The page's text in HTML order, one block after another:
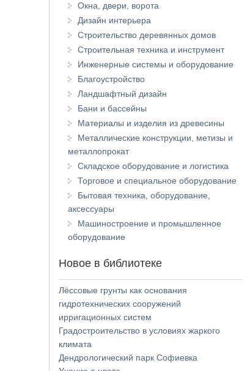
Окна, двери, ворота
Дизайн интерьера
Строительство деревянных домов
Строительная техника и инструмент
Инженерные системы и оборудование
Благоустройство
Ландшафтный дизайн
Бани и бассейны
Материалы и изделия из древесины
Металлические конструкции, метизы и
металлопрокат
Складское оборудование и логистика
Торговое и специальное оборудование
Бытовая техника, оборудование,
аксессуары
Машиностроение и промышленное
оборудование
Новое в библиотеке
Лёссовые грунты как основания
гидротехнических сооружений
ирригационных систем
Градостроительство в условиях жаркого
климата
Дендрологический парк Софиевка